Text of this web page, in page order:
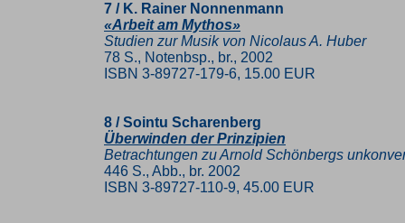
7 / K. Rainer Nonnenmann
«Arbeit am Mythos»
Studien zur Musik von Nicolaus A. Huber
78 S., Notenbsp., br., 2002
ISBN 3-89727-179-6, 15.00 EUR
8 / Sointu Scharenberg
Überwinden der Prinzipien
Betrachtungen zu Arnold Schönbergs
446 S., Abb., br. 2002
ISBN 3-89727-110-9, 45.00 EUR